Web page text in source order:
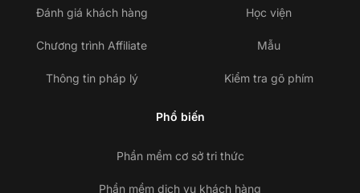
Đánh giá khách hàng
Chương trình Affiliate
Thông tin pháp lý
Học viện
Mẫu
Kiểm tra gõ phím
Phổ biến
Phần mềm cơ sở tri thức
Phần mềm dịch vụ khách hàng